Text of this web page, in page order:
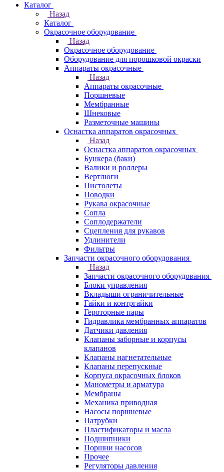
Каталог
Назад
Каталог
Окрасочное оборудование
Назад
Окрасочное оборудование
Оборудование для порошковой окраски
Аппараты окрасочные
Назад
Аппараты окрасочные
Поршневые
Мембранные
Шнековые
Разметочные машины
Оснастка аппаратов окрасочных
Назад
Оснастка аппаратов окрасочных
Бункера (баки)
Валики и роллеры
Вертлюги
Пистолеты
Поводки
Рукава окрасочные
Сопла
Соплодержатели
Сцепления для рукавов
Удлинители
Фильтры
Запчасти окрасочного оборудования
Назад
Запчасти окрасочного оборудования
Блоки управления
Вкладыши ограничительные
Гайки и контргайки
Героторные пары
Гидравлика мембранных аппаратов
Датчики давления
Клапаны заборные и корпусы
клапанов
Клапаны нагнетательные
Клапаны перепускные
Корпуса окрасочных блоков
Манометры и арматура
Мембраны
Механика приводная
Насосы поршневые
Патрубки
Пластификаторы и масла
Подшипники
Поршни насосов
Прочее
Регуляторы давления